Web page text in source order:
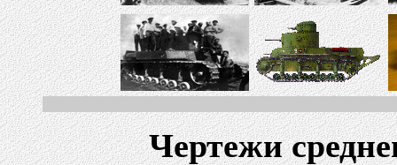
Чертежи среднего